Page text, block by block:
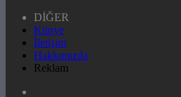
DİĞER
Künye
İletişim
Hakkımızda
Reklam